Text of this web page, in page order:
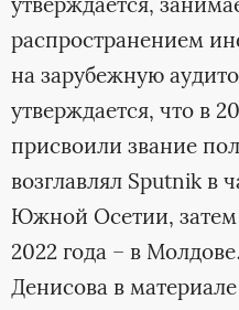
утверждается,
распространением
на зарубежную
утверждается, что в
присвоили звание
возглавлял Sputnik в
Южной Осетии, затем
2022 года – в
Денисова в